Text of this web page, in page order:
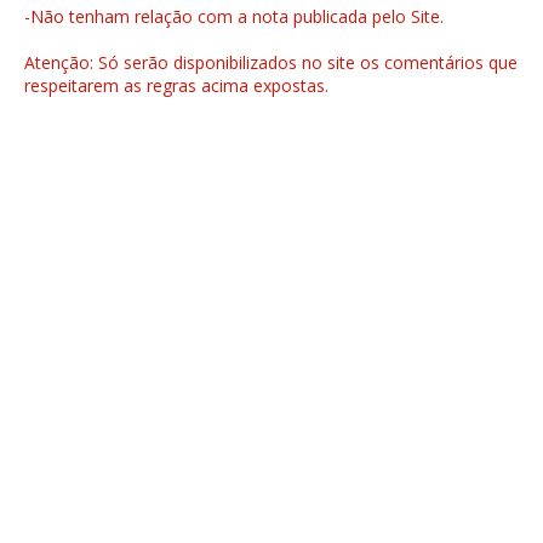
-Não tenham relação com a nota publicada pelo Site.
Atenção: Só serão disponibilizados no site os comentários que
respeitarem as regras acima expostas.